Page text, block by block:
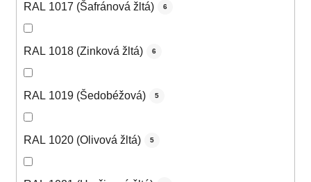
RAL 1017 (Šafránová žltá) 6
RAL 1018 (Zinková žltá) 6
RAL 1019 (Šedobéžová) 5
RAL 1020 (Olivová žltá) 5